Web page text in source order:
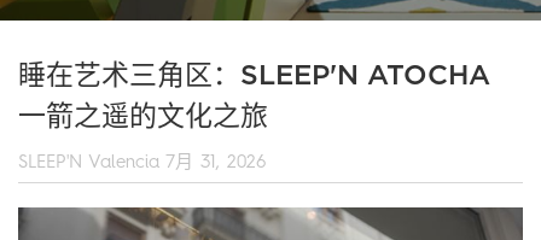
睡在艺术三角区：SLEEP'N ATOCHA
一箭之遥的文化之旅
SLEEP'N Valencia 7月 31, 2026